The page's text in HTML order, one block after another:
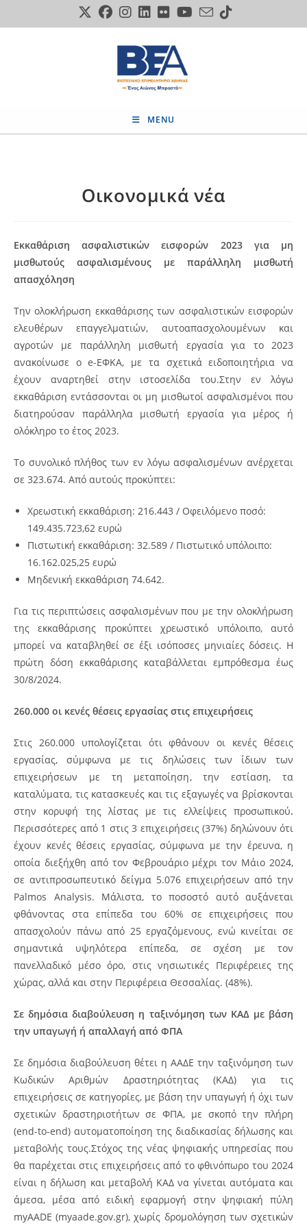
to
MENU
Οικονομικά νέα
Εκκαθάριση ασφαλιστικών εισφορών 2023 για μη
μισθωτούς ασφαλισμένους με παράλληλη μισθωτή
απασχόληση
Την ολοκλήρωση εκκαθάρισης των ασφαλιστικών εισφορών
ελευθέρων επαγγελματιών, αυτοαπασχολουμένων και
αγροτών με παράλληλη μισθωτή εργασία για το 2023
ανακοίνωσε ο e-ΕΦΚΑ, με τα σχετικά ειδοποιητήρια να
έχουν αναρτηθεί στην ιστοσελίδα του.Στην εν λόγω
εκκαθάριση εντάσσονται οι μη μισθωτοί ασφαλισμένοι που
διατηρούσαν παράλληλα μισθωτή εργασία για μέρος ή
ολόκληρο το έτος 2023.
Το συνολικό πλήθος των εν λόγω ασφαλισμένων ανέρχεται
σε 323.674. Από αυτούς προκύπτει:
Χρεωστική εκκαθάριση: 216.443 / Οφειλόμενο ποσό:
149.435.723,62 ευρώ
Πιστωτική εκκαθάριση: 32.589 / Πιστωτικό υπόλοιπο:
16.162.025,25 ευρώ
Μηδενική εκκαθάριση 74.642.
Για τις περιπτώσεις ασφαλισμένων που με την ολοκλήρωση
της εκκαθάρισης προκύπτει χρεωστικό υπόλοιπο, αυτό
μπορεί να καταβληθεί σε έξι ισόποσες μηνιαίες δόσεις. Η
πρώτη δόση εκκαθάρισης καταβάλλεται εμπρόθεσμα έως
30/8/2024.
260.000 οι κενές θέσεις εργασίας στις επιχειρήσεις
Στις 260.000 υπολογίζεται ότι φθάνουν οι κενές θέσεις
εργασίας, σύμφωνα με τις δηλώσεις των ίδιων των
επιχειρήσεων με τη μεταποίηση, την εστίαση, τα
καταλύματα, τις κατασκευές και τις εξαγωγές να βρίσκονται
στην κορυφή της λίστας με τις ελλείψεις προσωπικού.
Περισσότερες από 1 στις 3 επιχειρήσεις (37%) δηλώνουν ότι
έχουν κενές θέσεις εργασίας, σύμφωνα με την έρευνα, η
οποία διεξήχθη από τον Φεβρουάριο μέχρι τον Μάιο 2024,
σε αντιπροσωπευτικό δείγμα 5.076 επιχειρήσεων από την
Palmos Analysis. Μάλιστα, το ποσοστό αυτό αυξάνεται
φθάνοντας στα επίπεδα του 60% σε επιχειρήσεις που
απασχολούν πάνω από 25 εργαζόμενους, ενώ κινείται σε
σημαντικά υψηλότερα επίπεδα, σε σχέση με τον
πανελλαδικό μέσο όρο, στις νησιωτικές Περιφέρειες της
χώρας, αλλά και στην Περιφέρεια Θεσσαλίας. (48%).
Σε δημόσια διαβούλευση η ταξινόμηση των ΚΑΔ με βάση
την υπαγωγή ή απαλλαγή από ΦΠΑ
Σε δημόσια διαβούλευση θέτει η ΑΑΔΕ την ταξινόμηση των
Κωδικών Αριθμών Δραστηριότητας (ΚΑΔ) για τις
επιχειρήσεις σε κατηγορίες, με βάση την υπαγωγή ή όχι των
σχετικών δραστηριοτήτων σε ΦΠΑ, με σκοπό την πλήρη
(end-to-end) αυτοματοποίηση της διαδικασίας δήλωσης και
μεταβολής τους.Στόχος της νέας ψηφιακής υπηρεσίας που
θα παρέχεται στις επιχειρήσεις από το φθινόπωρο του 2024
είναι η δήλωση και μεταβολή ΚΑΔ να γίνεται αυτόματα και
άμεσα, μέσα από ειδική εφαρμογή στην ψηφιακή πύλη
myAADE (myaade.gov.gr), χωρίς δρομολόγηση των σχετικών